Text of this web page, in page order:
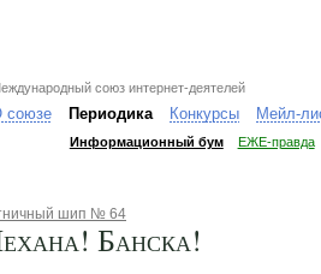
союз интернет-деятелей
союзе Периодика Конкурсы Мейл-
Информационный бум ЕЖЕ-правда
шип № 64
Банска!